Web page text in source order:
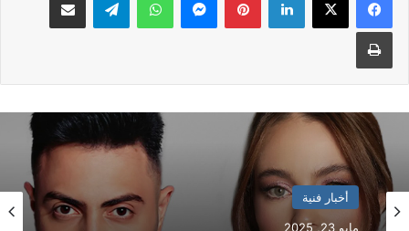
طباعة
أخبار فنية
مايو 23, 2025